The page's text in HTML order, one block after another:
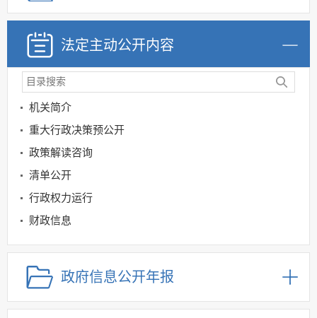
法定主动公开内容
机关简介
重大行政决策预公开
政策解读咨询
清单公开
行政权力运行
财政信息
科技管理和项目领域
规划信息
建议提案办理
公务员及事业单位招录
政府信息公开年报